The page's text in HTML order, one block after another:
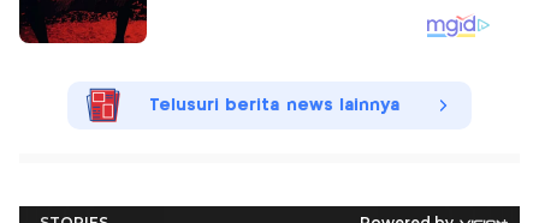
Telusuri berita news lainnya